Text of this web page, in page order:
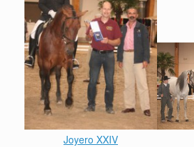
Joyero XXIV